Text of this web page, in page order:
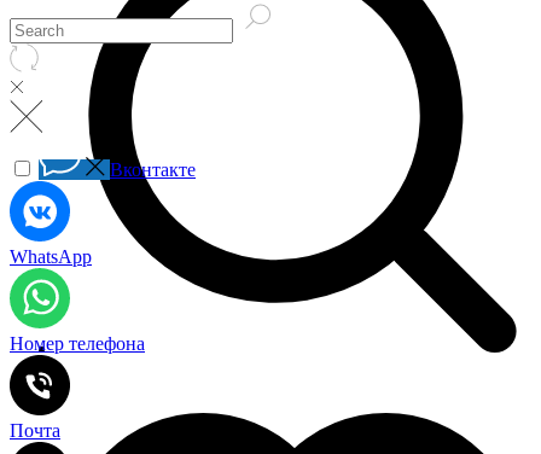
Вконтакте
WhatsApp
Номер телефона
Почта